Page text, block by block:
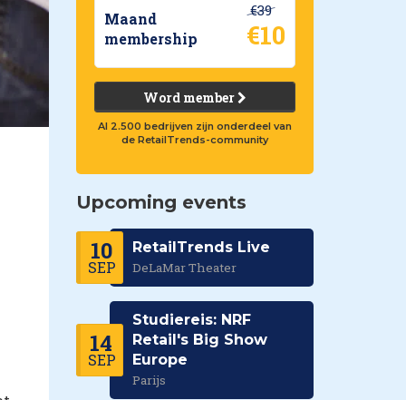
Maand
membership
€39
€10
Word member
Al 2.500 bedrijven zijn onderdeel van
de RetailTrends-community
Upcoming events
10
SEP
RetailTrends Live
DeLaMar Theater
14
SEP
Studiereis: NRF
Retail's Big Show
Europe
Parijs